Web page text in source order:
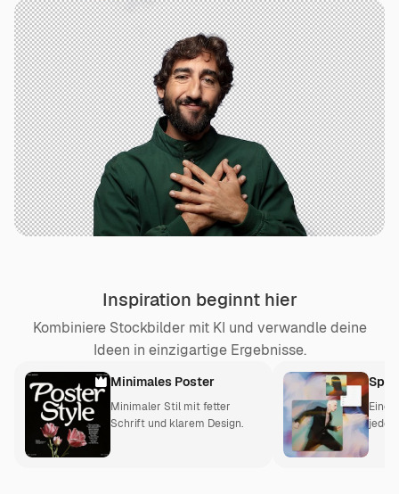
Inspiration beginnt hier
Kombiniere Stockbilder mit KI und verwandle deine
Ideen in einzigartige Ergebnisse.
Minimales Poster
Minimaler Stil mit fetter
Schrift und klarem Design.
Eine